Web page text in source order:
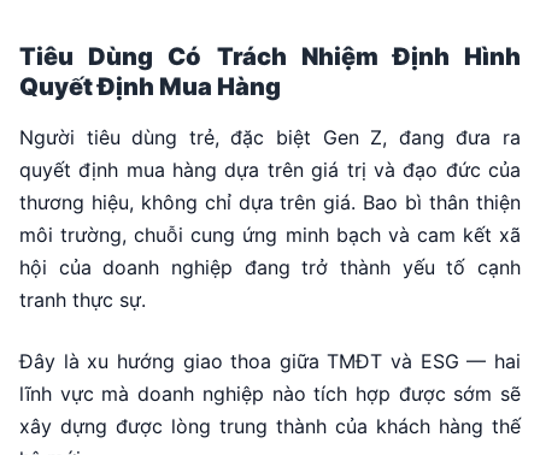
Tiêu Dùng Có Trách Nhiệm Định Hình
Quyết Định Mua Hàng
Người tiêu dùng trẻ, đặc biệt Gen Z, đang đưa ra
quyết định mua hàng dựa trên giá trị và đạo đức của
thương hiệu, không chỉ dựa trên giá. Bao bì thân thiện
môi trường, chuỗi cung ứng minh bạch và cam kết xã
hội của doanh nghiệp đang trở thành yếu tố cạnh
tranh thực sự.
Đây là xu hướng giao thoa giữa TMĐT và ESG — hai
lĩnh vực mà doanh nghiệp nào tích hợp được sớm sẽ
xây dựng được lòng trung thành của khách hàng thế